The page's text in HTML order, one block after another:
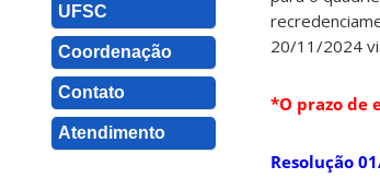
UFSC
Coordenação
Contato
Atendimento
20/11/2024
*O prazo de
Resolução